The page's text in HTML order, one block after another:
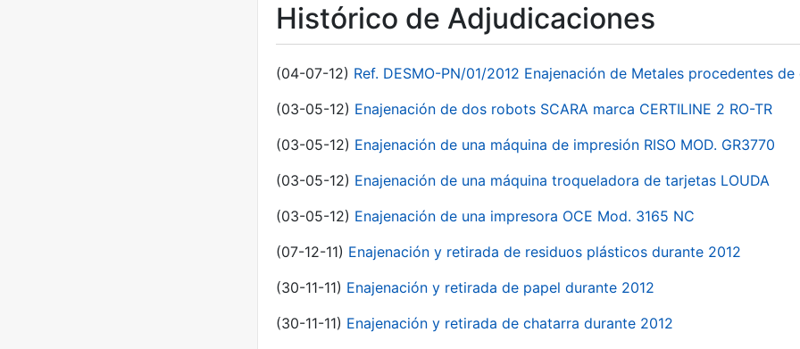
Histórico de Adjudicaciones
(04-07-12) Ref. DESMO-PN/01/2012 Enajenación de Metales procedentes
(03-05-12) Enajenación de dos robots SCARA marca CERTILINE 2 RO-TR
(03-05-12) Enajenación de una máquina de impresión RISO MOD. GR3770
(03-05-12) Enajenación de una máquina troqueladora de tarjetas LOUDA
(03-05-12) Enajenación de una impresora OCE Mod. 3165 NC
(07-12-11) Enajenación y retirada de residuos plásticos durante 2012
(30-11-11) Enajenación y retirada de papel durante 2012
(30-11-11) Enajenación y retirada de chatarra durante 2012